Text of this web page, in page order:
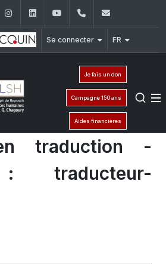
Twitter InstagramLinkedInYouTube+961 (1) 421 000
Se connecter FR
Je fais un don
Campagne 150 ans
Aides financières
traduction -
traducteur-